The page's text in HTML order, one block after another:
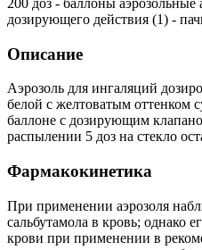
дозирующего действия (1) -
Описание
Аэрозоль для ингаляций
белой с желтоватым оттенком
баллоне с дозирующим
распылении 5 доз на стекло
Фармакокинетика
При применении аэрозоля
сальбутамола в кровь; однако
крови при применении в